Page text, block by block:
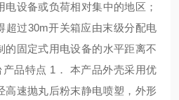
设备或负荷相对集中的地区；
超过30m开关箱应由末级分配电
的固定式用电设备的水平距离不
品特点 1． 本产品外壳采用优
高速抛丸后粉末静电喷塑，外形